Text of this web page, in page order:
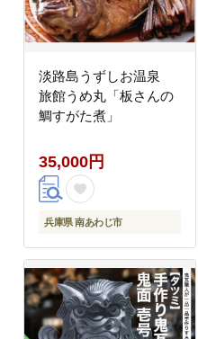
淡路島うずしお温泉
旅館うめ丸「板さんの
鯛すがた煮」
35,000円
兵庫県 南あわじ市